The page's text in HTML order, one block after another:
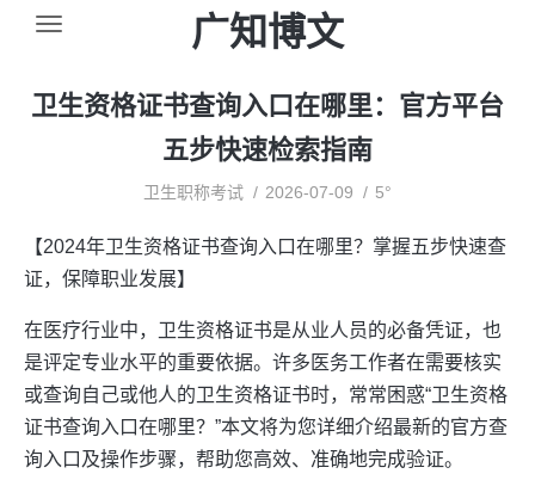
广知博文
卫生资格证书查询入口在哪里：官方平台
五步快速检索指南
卫生职称考试 2026-07-09 5°
【2024年卫生资格证书查询入口在哪里？掌握五步快速查
证，保障职业发展】
在医疗行业中，卫生资格证书是从业人员的必备凭证，也
是评定专业水平的重要依据。许多医务工作者在需要核实
或查询自己或他人的卫生资格证书时，常常困惑“卫生资格
证书查询入口在哪里？”本文将为您详细介绍最新的官方查
询入口及操作步骤，帮助您高效、准确地完成验证。